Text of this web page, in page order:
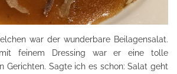
war der wunderbare Beilagensalat.
feinem Dressing war er eine tolle
Gerichten. Sagte ich es schon: Salat geht